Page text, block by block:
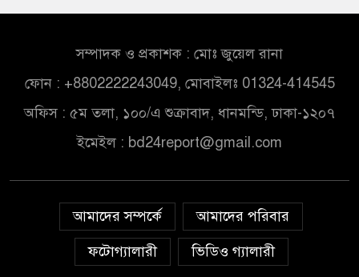
সম্পাদক ও প্রকাশক : মোঃ জুয়েল রানা
ফোন : +8802222243049, মোবাইলঃ 01324-414545
অফিস : ৫ম তলা, ১০০/এ শুক্রাবাদ, ধানমন্ডি, ঢাকা-১২০৭
ইমেইল : bd24report@gmail.com
আমাদের সম্পর্কে
আমাদের পরিবার
ফটোগ্যালারী
ভিডিও গ্যালারী